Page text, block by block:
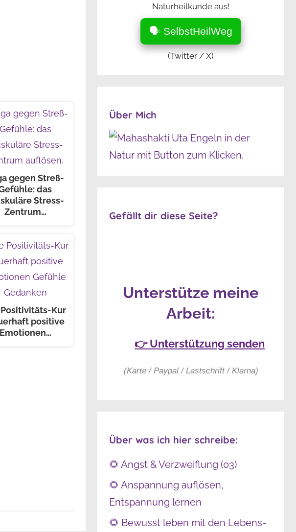
gegen Streß-
das
Stress-
Zentrum…
Kur
positive
Emotionen…
Naturheilkunde aus!
🗣️ SelbstHeilWeg
(Twitter / X)
Über Mich
Gefällt dir diese Seite?
Unterstütze meine
Arbeit:
👉 Unterstützung senden
(Karte / Paypal / Lastschrift / Klarna)
Über was ich hier schreibe:
🌻 Angst & Verzweiflung (03)
🌻 Anspannung auflösen,
Entspannung lernen
🌻 Bewusst leben mit den Lebens-